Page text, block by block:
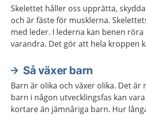
Skelettet håller oss upprätta,
och är fäste för musklerna.
med leder. I lederna kan benen
varandra. Det gör att hela kroppen
Så växer barn
Barn är olika och växer olika. Det är
barn i någon utvecklingsfas kan
kortare än jämnåriga barn. Hur